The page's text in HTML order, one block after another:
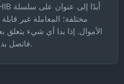
مختلفة؛ المعاملة غير
الأموال. إذا بدا أي شيء يتعلق
فاتصل بدعم المنصة قبل الإرسال.